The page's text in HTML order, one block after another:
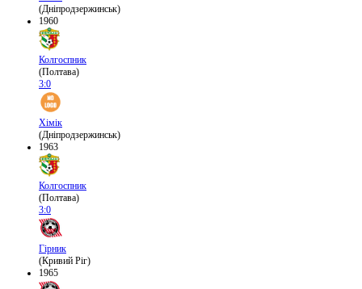
(Дніпродзержинськ)
1960
Колгоспник
(Полтава)
3:0
Хімік
(Дніпродзержинськ)
1963
Колгоспник
(Полтава)
3:0
Гірник
(Кривий Ріг)
1965